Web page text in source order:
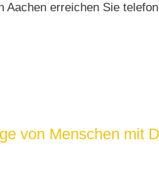
erreichen Sie
von Menschen mit